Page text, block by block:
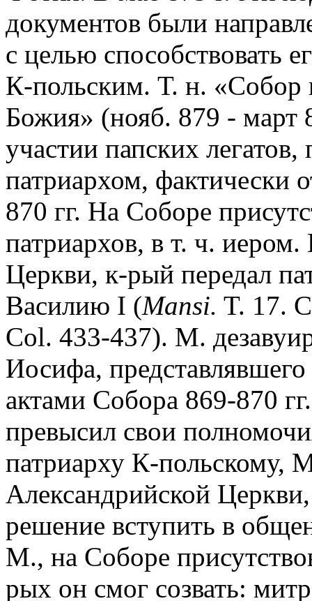
документов были
с целью способствовать
К-польским. Т. н. «Собор
Божия» (нояб. 879 - март
участии папских
патриархом, фактически
870 гг. На Соборе
патриархов, в т. ч.
Церкви, к-рый передал
Василию I (Mansi. T. 17.
Col. 433-437). М.
Иосифа,
актами Собора 869-870
превысил свои
патриарху К-польскому,
Александрийской
решение вступить в
М., на Соборе
рых он смог созвать: